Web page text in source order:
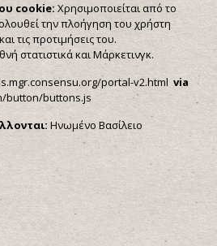
cookie: Χρησιμοποιείται από το
την πλοήγηση του χρήστη
τις προτιμήσεις του.
στατιστικά και Μάρκετινγκ.
portal-v2.html via
button/buttons.js
Ηνωμένο Βασίλειο